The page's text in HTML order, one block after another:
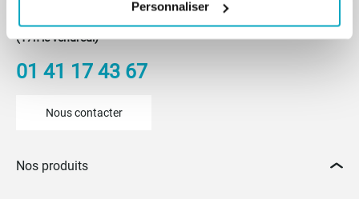
Personnaliser
De 8h30 à 12h30 et de 14h à 18h
(17h le vendredi)
01 41 17 43 67
Nous contacter
Nos produits